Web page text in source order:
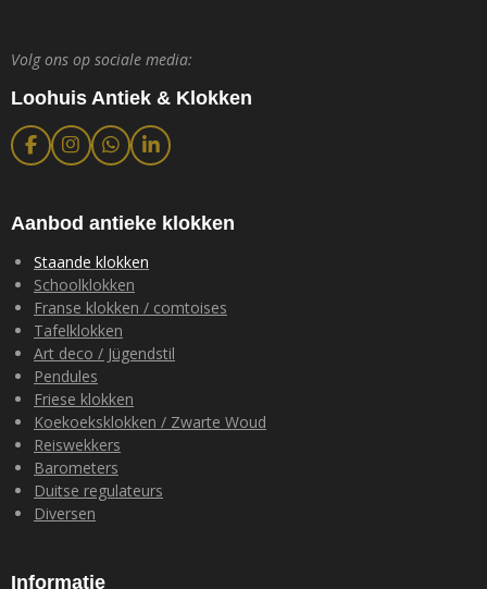
Volg ons op sociale media:
Loohuis Antiek & Klokken
F
a
b
o
k
I
n
a
r
a
m
W
h
s
p
p
L
i
e
Aanbod antieke klokken
Staande klokken
Schoolklokken
Franse klokken / comtoises
Tafelklokken
Art deco / Jügendstil
Pendules
Friese klokken
Koekoeksklokken / Zwarte Woud
Reiswekkers
Barometers
Duitse regulateurs
Diversen
Informatie